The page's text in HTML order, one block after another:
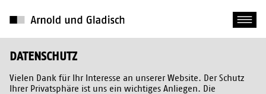
DATENSCHUTZ
Vielen Dank für Ihr Interesse an unserer Website. Der Schutz
Ihrer Privatsphäre ist uns ein wichtiges Anliegen. Die